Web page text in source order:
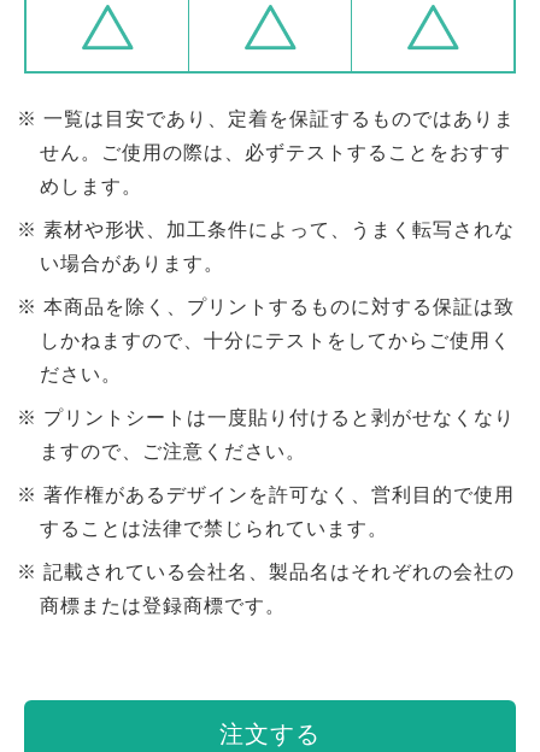
一覧は目安であり、定着を保証するものではありま
せん。ご使用の際は、必ずテストすることをおすす
めします。
素材や形状、加工条件によって、うまく転写されな
い場合があります。
本商品を除く、プリントするものに対する保証は致
しかねますので、十分にテストをしてからご使用く
ださい。
プリントシートは一度貼り付けると剥がせなくなり
ますので、ご注意ください。
著作権があるデザインを許可なく、営利目的で使用
することは法律で禁じられています。
記載されている会社名、製品名はそれぞれの会社の
商標または登録商標です。
注文する